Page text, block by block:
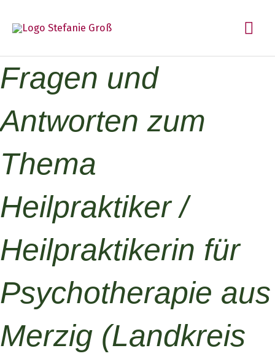
Inhalt
Fragen und
Antworten zum
Thema
Heilpraktiker /
Heilpraktikerin für
Psychotherapie aus
Merzig (Landkreis